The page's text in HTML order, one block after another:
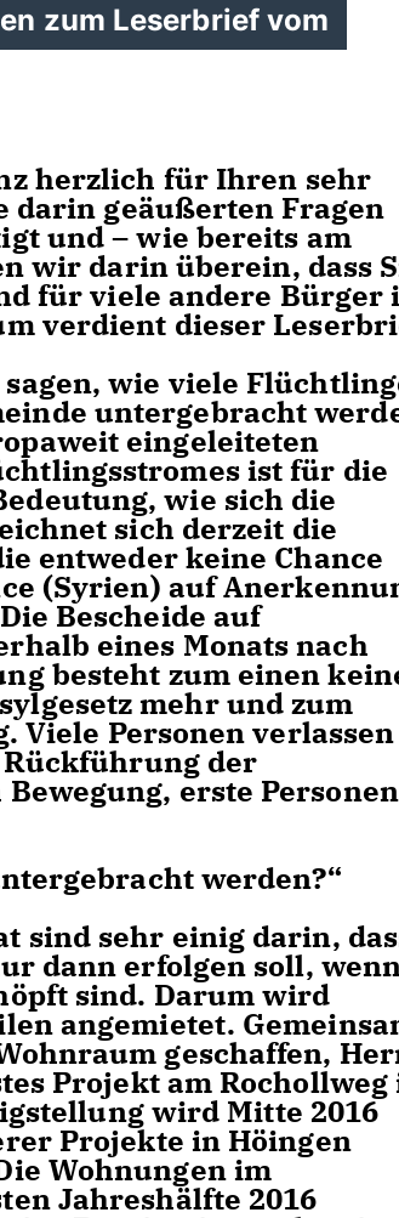
zum Leserbrief vom
herzlich für Ihren sehr
geäußerten Fragen
und – wie bereits am
wir darin überein, dass
für viele andere Bürger
verdient dieser
wie viele
untergebracht
eingeleiteten
ist für die
wie sich die
sich derzeit die
entweder keine Chance
(Syrien) auf
Bescheide auf
eines Monats nach
besteht zum einen
mehr und zum
Viele Personen verlassen
der
erste Personen
werden?“
sind sehr einig darin,
dann erfolgen soll,
sind. Darum wird
angemietet.
geschaffen,
Projekt am Rochollweg
wird Mitte 2016
Projekte in Höingen
Wohnungen im
Jahreshälfte 2016